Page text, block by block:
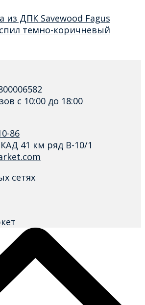
из ДПК Savewood Fagus
темно-коричневый
с 10:00 до 18:00
86
41 км ряд В-10/1
сетях